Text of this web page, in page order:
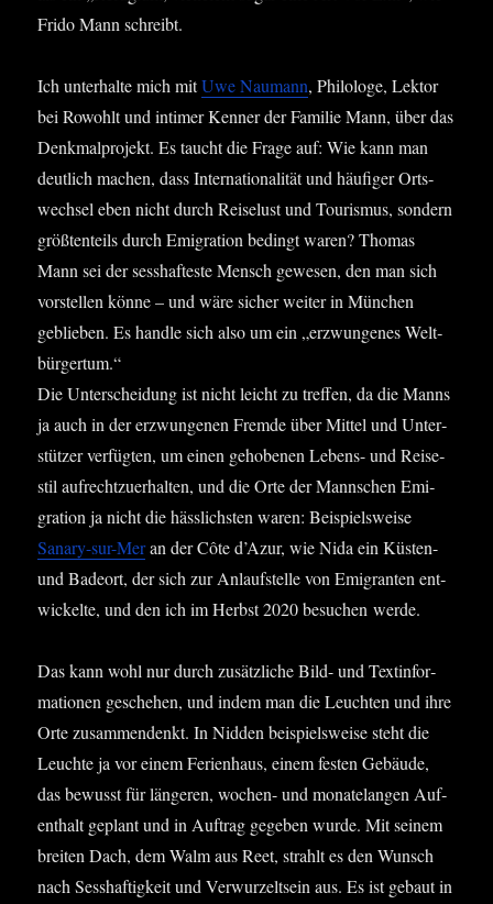
Fri­do Mann schreibt.
Ich unter­hal­te mich mitUwe Nau­mann, Phi­lo­lo­ge, Lek­tor
bei Rowohlt und inti­mer Ken­ner der Fami­lie Mann, über das
Denk­mal­pro­jekt. Es taucht die Fra­ge auf: Wie kann man
deut­lich machen, dass Inter­na­tio­na­li­tät und häu­fi­ger Orts­
wech­sel eben nicht durch Rei­se­lust und Tou­ris­mus, son­dern
größ­ten­teils durch Emi­gra­ti­on bedingt waren? Tho­mas
Mann sei der sess­haf­tes­te Mensch gewe­sen, den man sich
vor­stel­len kön­ne – und wäre sicher wei­ter in Mün­chen
geblie­ben. Es hand­le sich also um ein „erzwun­ge­nes Welt­
bür­ger­tum.“
Die Unter­schei­dung ist nicht leicht zu tref­fen, da die Manns
ja auch in der erzwun­ge­nen Frem­de über Mit­tel und Unter­
stüt­zer ver­füg­ten, um einen geho­be­nen Lebens- und Rei­se­
stil auf­recht­zu­er­hal­ten, und die Orte der Mann­schen Emi­
gra­ti­on ja nicht die häss­lichs­ten waren: Bei­spiels­wei­se
Sana­ry-sur-Meran der Côte d’A­zur, wie Nida ein Küs­ten-
und Bade­ort, der sich zur Anlauf­stel­le von Emi­gran­ten ent­
wi­ckel­te, und den ich im Herbst 2020 besu­chen werde.
Das kann wohl nur durch zusätz­li­che Bild- und Text­in­for­
ma­tio­nen gesche­hen, und indem man die Leuch­ten und ihre
Orte zusam­men­denkt. In Nid­den bei­spiels­wei­se steht die
Leuch­te ja vor einem Feri­en­haus, einem fes­ten Gebäu­de,
das bewusst für län­ge­ren, wochen- und mona­te­lan­gen Auf­
ent­halt geplant und in Auf­trag gege­ben wur­de. Mit sei­nem
brei­ten Dach, dem Walm aus Reet, strahlt es den Wunsch
nach Sess­haf­tig­keit und Ver­wur­zelt­sein aus. Es ist gebaut in